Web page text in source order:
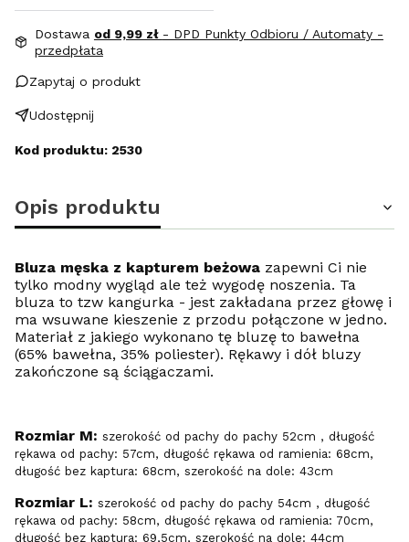
Dostawa od 9,99 zł - DPD Punkty Odbioru / Automaty -
przedpłata
Zapytaj o produkt
Udostępnij
Kod produktu: 2530
Opis produktu
Bluza męska z kapturem beżowa zapewni Ci nie
tylko modny wygląd ale też wygodę noszenia. Ta
bluza to tzw kangurka - jest zakładana przez głowę i
ma wsuwane kieszenie z przodu połączone w jedno.
Materiał z jakiego wykonano tę bluzę to bawełna
(65% bawełna, 35% poliester). Rękawy i dół bluzy
zakończone są ściągaczami.
Rozmiar M: szerokość od pachy do pachy 52cm , długość
rękawa od pachy: 57cm, długość rękawa od ramienia: 68cm,
długość bez kaptura: 68cm, szerokość na dole: 43cm
Rozmiar L: szerokość od pachy do pachy 54cm , długość
rękawa od pachy: 58cm, długość rękawa od ramienia: 70cm,
długość bez kaptura: 69,5cm, szerokość na dole: 44cm